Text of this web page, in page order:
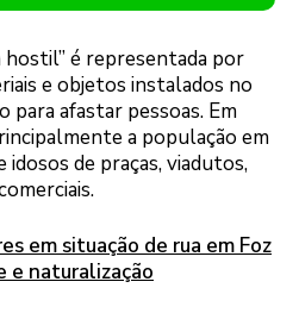
hostil” é representada por
e objetos instalados no
para afastar pessoas. Em
a população em
idosos de praças, viadutos,
em situação de rua em Foz
e naturalização